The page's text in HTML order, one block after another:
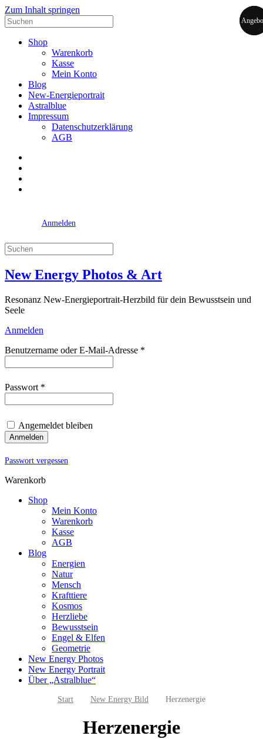
Zum Inhalt springen
Suche
nach:
Shop
Warenkorb
Kasse
Mein Konto
Blog
New-Energieportrait
Astralblue
Impressum
Datenschutzerklärung
AGB
Anmelden
Suche
nach:
New Energy Photos & Art
Resonanz New-Energieportrait-Herzbild für dein Bewusstsein und
Seele
Anmelden
Benutzername oder E-Mail-Adresse *
Passwort *
Angemeldet bleiben
Anmelden
Passwort vergessen
Warenkorb
Shop
Mein Konto
Warenkorb
Kasse
AGB
Blog
Energien
Natur
Mensch
Krafttiere
Kosmos
Herzliebe
Bewusstsein
Engel & Elfen
Geometrie
New Energy Photos
New Energy Portrait
Über „Astralblue“
Start New Energy Bild Herzenergie
Herzenergie